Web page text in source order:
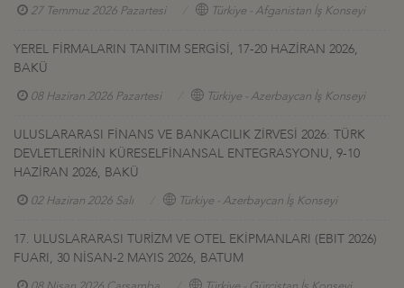
27 Temmuz 2026 Pazartesi Türkiye - Afganistan İş Konseyi
YEREL FİRMALARIN TANITIM SERGİSİ, 17-20 HAZİRAN 2026,
BAKÜ
08 Haziran 2026 Pazartesi Türkiye - Azerbaycan İş Konseyi
ULUSLARARASI FİNANS VE BANKACILIK ZİRVESİ 2026: TÜRK
DEVLETLERİNİN KÜRESELFİNANSAL ENTEGRASYONU, 9-10
HAZİRAN 2026, BAKÜ
02 Haziran 2026 Salı Türkiye - Azerbaycan İş Konseyi
17. ULUSLARARASI TURİZM VE OTEL EKİPMANLARI (EBIT 2026)
FUARI, 30 NİSAN-2 MAYIS 2026, BATUM